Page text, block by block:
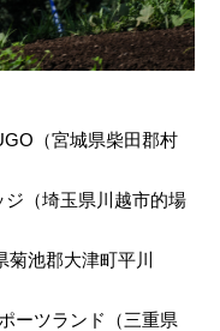
（宮城県柴田郡村
（埼玉県川越市的場
池郡大津町平川
ーツランド（三重県